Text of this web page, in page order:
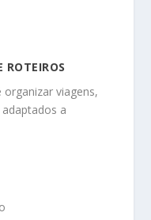
ROTEIROS
viagens,
a